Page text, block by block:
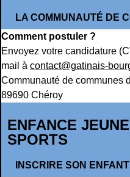
LA COMMUNAUTÉ DE
Comment postuler ?
Envoyez votre candidature
mail à contact@gatinais-
Communauté de communes
89690 Chéroy
ENFANCE
SPORTS
INSCRIRE SON